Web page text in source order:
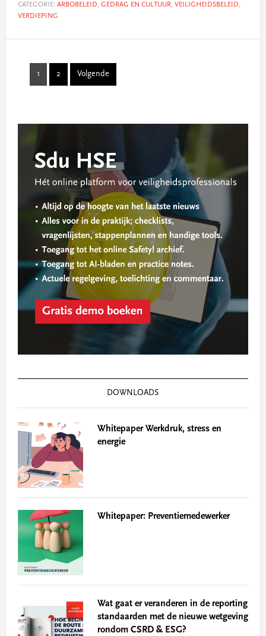
CATEGORIE: ARBOBELEID, GEDRAG EN CULTUUR, VEILIGHEIDSBELEID,
VERDIEPING
Page
1 Page
2 Volgende
Primary
Sidebar
DOWNLOADS
Whitepaper Werkdruk, stress en
energie
Whitepaper: Preventiemedewerker
Wat gaat er veranderen in de reporting
standaarden met de nieuwe wetgeving
rondom CSRD & ESG?